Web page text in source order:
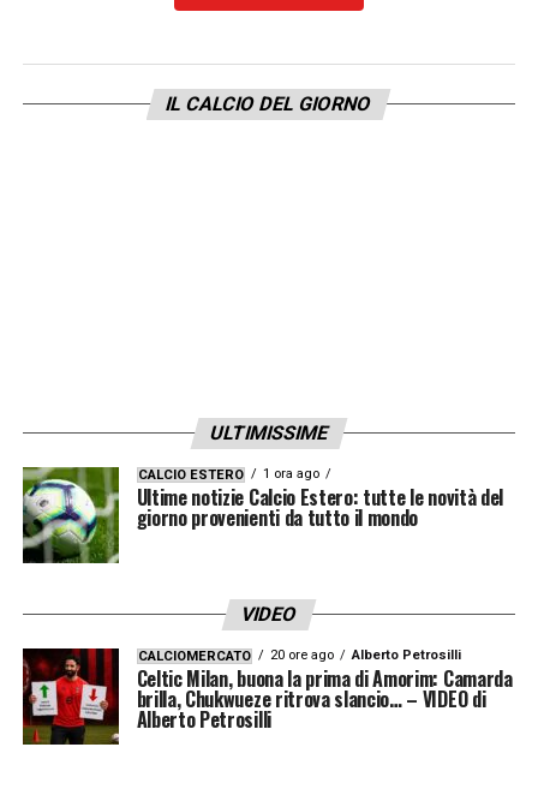
IL CALCIO DEL GIORNO
ULTIMISSIME
CALCIO ESTERO 1 ora ago
Ultime notizie Calcio Estero: tutte le novità del
giorno provenienti da tutto il mondo
VIDEO
CALCIOMERCATO 20 ore ago Alberto Petrosilli
Celtic Milan, buona la prima di Amorim: Camarda
brilla, Chukwueze ritrova slancio… – VIDEO di
Alberto Petrosilli